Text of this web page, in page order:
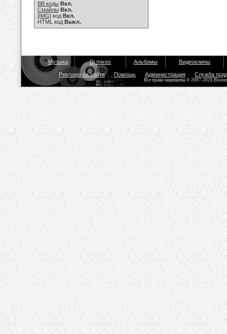
BB коды Вкл.
Смайлы Вкл.
[IMG] код Вкл.
HTML код Выкл.
Музыка Dj mixes Альбомы Видеоклипы
Реклама на сайте Помощь Администрация Служба
Все права защищены © 2007-2026